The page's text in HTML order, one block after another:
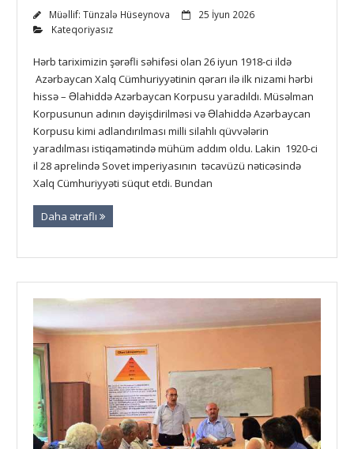
Müəllif: Tünzalə Hüseynova
25 İyun 2026
Kateqoriyasız
Hərb tariximizin şərəfli səhifəsi olan 26 iyun 1918-ci ildə
Azərbaycan Xalq Cümhuriyyətinin qərarı ilə ilk nizami hərbi
hissə – Əlahiddə Azərbaycan Korpusu yaradıldı. Müsəlman
Korpusunun adının dəyişdirilməsi və Əlahiddə Azərbaycan
Korpusu kimi adlandırılması milli silahlı qüvvələrin
yaradılması istiqamətində mühüm addım oldu. Lakin 1920-ci
il 28 aprelində Sovet imperiyasının təcavüzü nəticəsində
Xalq Cümhuriyyəti süqut etdi. Bundan
Daha ətraflı